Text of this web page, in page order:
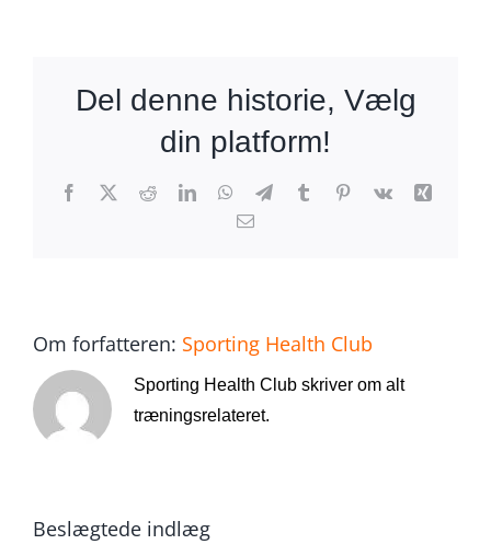
Del denne historie, Vælg
din platform!
Facebook
X RedditLinkedInWhatsApp
TelegramTumblrPinterest
Vk
Xing
E-
Om forfatteren: Sporting Health Club
Sporting Health Club skriver om alt
træningsrelateret.
Beslægtede indlæg